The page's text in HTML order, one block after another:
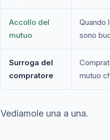
Accollo del
mutuo
Quando
sono
Surroga del
compratore
mutuo
Vediamole una a una.